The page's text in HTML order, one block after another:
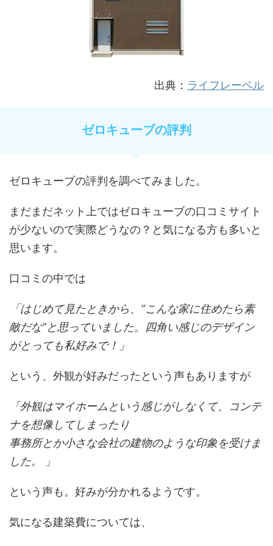
出典： ライフレーベル
ゼロキューブの評判
ゼロキューブの評判を調べてみました。
まだまだネット上ではゼロキューブの口コミサイト
が少ないので実際どうなの？と気になる方も多いと
思います。
口コミの中では
「はじめて見たときから、“こんな家に住めたら素
敵だな”と思っていました。四角い感じのデザイン
がとっても私好みで！」
という、外観が好みだったという声もありますが
「外観はマイホームという感じがしなくて、コンテ
ナを想像してしまったり
事務所とか小さな会社の建物のような印象を受けま
した。
」
という声も。好みが分かれるようです。
気になる建築費については、